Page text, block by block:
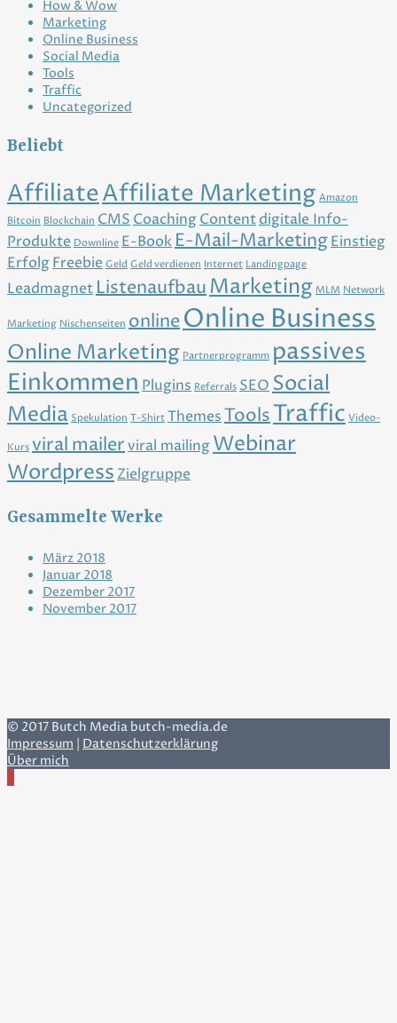
How & Wow
Marketing
Online Business
Social Media
Tools
Traffic
Uncategorized
Beliebt
AffiliateAffiliate Marketing Amazon
Bitcoin Blockchain CMS CoachingContentdigitale Info-
Produkte Downline E-BookE-Mail-MarketingEinstieg
ErfolgFreebie Geld Geld verdienen Internet Landingpage
LeadmagnetListenaufbauMarketing MLM Network
Marketing Nischenseiten onlineOnline Business
Online Marketing Partnerprogramm passives
EinkommenPlugins Referrals SEO Social
Media Spekulation T-Shirt ThemesToolsTraffic Video-
Kurs viral mailerviral mailingWebinar
Wordpress Zielgruppe
Gesammelte Werke
März 2018
Januar 2018
Dezember 2017
November 2017
© 2017 Butch Media butch-media.de
Impressum
Datenschutzerklärung
Über mich